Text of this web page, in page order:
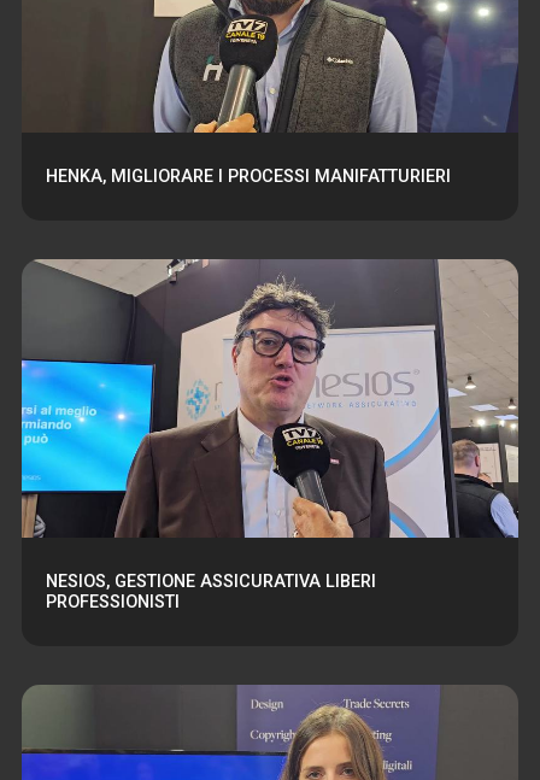
HENKA, MIGLIORARE I PROCESSI MANIFATTURIERI
NESIOS, GESTIONE ASSICURATIVA LIBERI
PROFESSIONISTI